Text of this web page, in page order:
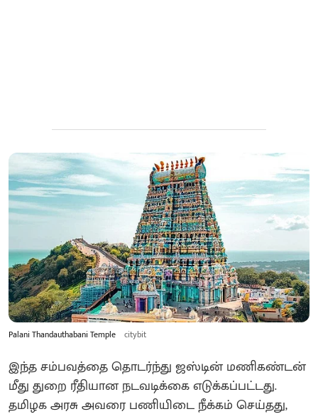
Palani Thandauthabani Temple citybit
இந்த சம்பவத்தை தொடர்ந்து ஜஸ்டின் மணிகண்டன்
மீது துறை ரீதியான நடவடிக்கை எடுக்கப்பட்டது.
தமிழக அரசு அவரை பணியிடை நீக்கம் செய்தது,